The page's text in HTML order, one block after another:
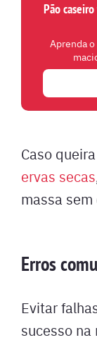
Pão
Aprenda
Caso
ervas secas
massa
Erros
Evitar
sucesso na